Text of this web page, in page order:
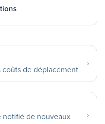
de déplacement
notifié de nouveaux